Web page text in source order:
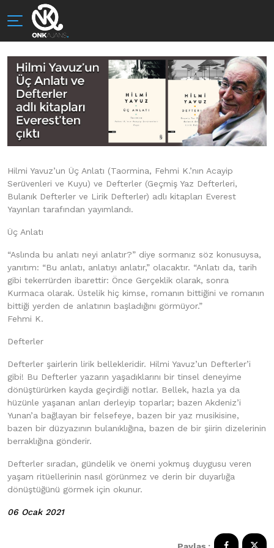
Hilmi Yavuz’un Üç Anlatı (Taormina, Fehmi K.’nın Acayip
Serüvenleri ve Kuyu) ve Defterler (Geçmiş Yaz Defterleri,
Bulanık Defterler ve Lirik Defterler) adlı kitapları Everest
Yayınları tarafından yayımlandı.
Üç Anlatı
“Aslında bu anlatı neyi anlatır?” diye sormanız söz konusuysa,
yanıtım: “Bu anlatı, anlatıyı anlatır,” olacaktır. “Anlatı da, tarih
gibi tekerrürden ibarettir: Önce Gerçeklik olarak, sonra
Kurmaca olarak. Üstelik hiç kimse, romanın bittiğini ve romanın
bittiği yerden de anlatının başladığını görmüyor.”
Fehmi K.
Defterler
Defterler şairlerin lirik bellekleridir. Hilmi Yavuz’un Defterler’i
gibi! Bu Defterler yazarın yaşadıklarını bir tinsel deneyime
dönüştürürken kayda geçirdiği notlar. Bellek, hazla ya da
hüzünle yaşanan anları derleyip toparlar; bazen Akdeniz’i
Yunan’a bağlayan bir felsefeye, bazen bir yaz musikisine,
bazen bir düzyazının bulanıklığına, bazen de bir şiirin dizelerinin
berraklığına gönderir.
Defterler sıradan, gündelik ve önemi yokmuş duygusu veren
yaşam ritüellerinin nasıl görünmez ve derin bir duyarlığa
dönüştüğünü görmek için okunur.
06 Ocak 2021